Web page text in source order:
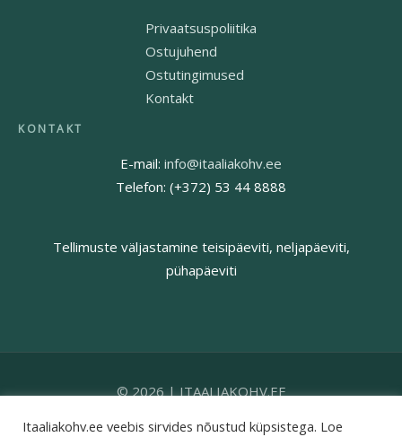
Privaatsuspoliitika
Ostujuhend
Ostutingimused
Kontakt
E-mail: info@itaaliakohv.ee
Telefon: (+372) 53 44 8888
Tellimuste väljastamine teisipäeviti, neljapäeviti,
pühapäeviti
© 2026 | ITAALIAKOHV.EE
Itaaliakohv.ee veebis sirvides nõustud küpsistega. Loe